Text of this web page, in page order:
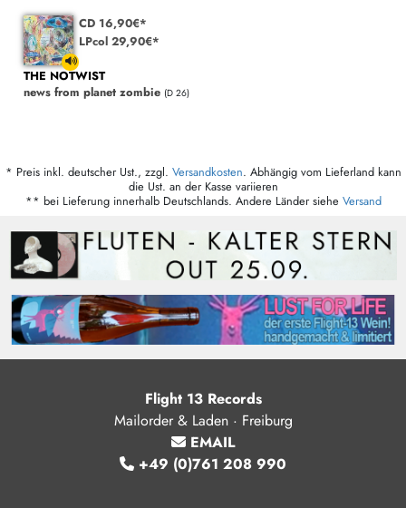
CD 16,90€*
LPcol 29,90€*
THE NOTWIST
news from planet zombie (D 26)
* Preis inkl. deutscher Ust., zzgl. Versandkosten. Abhängig vom Lieferland kann
die Ust. an der Kasse variieren
** bei Lieferung innerhalb Deutschlands. Andere Länder siehe Versand
Flight 13 Records
Mailorder & Laden · Freiburg
EMAIL
+49 (0)761 208 990